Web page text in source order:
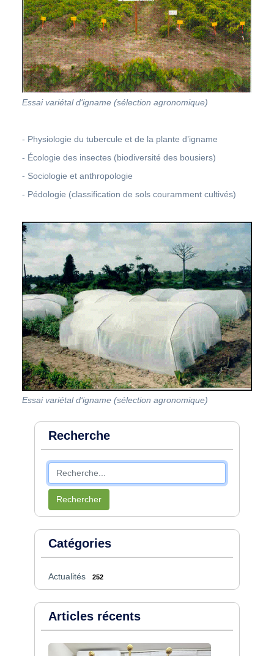
Essai variétal d‘igname (sélection agronomique)
- Physiologie du tubercule et de la plante d’igname
- Écologie des insectes (biodiversité des bousiers)
- Sociologie et anthropologie
- Pédologie (classification de sols couramment cultivés)
Essai variétal d‘igname (sélection agronomique)
Recherche
Rechercher
Catégories
Actualités 252
Articles récents